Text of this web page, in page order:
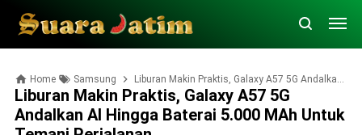
Home Samsung Liburan Makin Praktis, Galaxy A57 5G Andalkan AI hingga Baterai 5.000 mAh untuk Temani Perjalanan
Liburan Makin Praktis, Galaxy A57 5G
Andalkan AI Hingga Baterai 5.000 MAh Untuk